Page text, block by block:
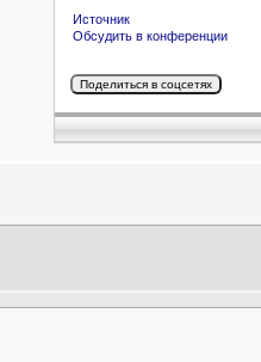
Источник
Обсудить в конференции